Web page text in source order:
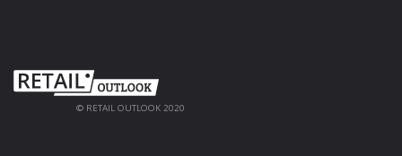
© RETAIL OUTLOOK 2020